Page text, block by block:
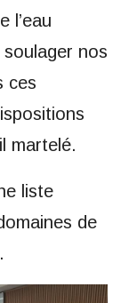
l’eau
nos
ces
martelé.
liste
de